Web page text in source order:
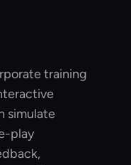
training
simulate
play